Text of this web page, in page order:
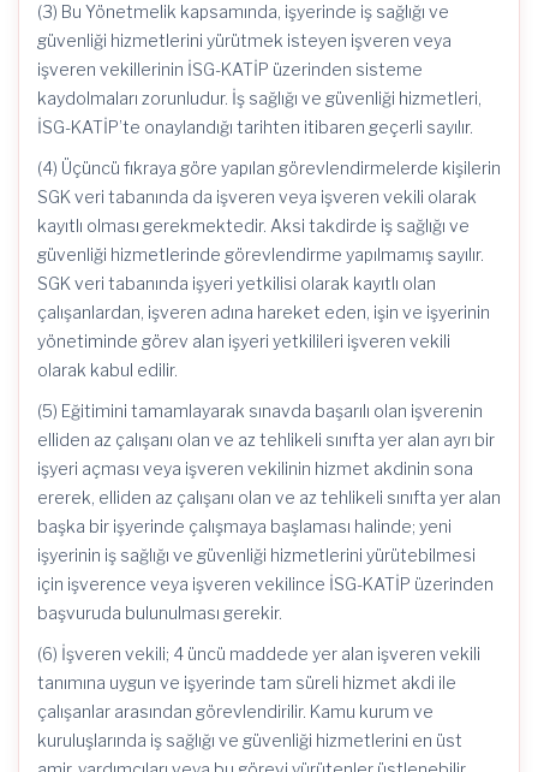
(3) Bu Yönetmelik kapsamında, işyerinde iş sağlığı ve
güvenliği hizmetlerini yürütmek isteyen işveren veya
işveren vekillerinin İSG-KATİP üzerinden sisteme
kaydolmaları zorunludur. İş sağlığı ve güvenliği hizmetleri,
İSG-KATİP’te onaylandığı tarihten itibaren geçerli sayılır.
(4) Üçüncü fıkraya göre yapılan görevlendirmelerde kişilerin
SGK veri tabanında da işveren veya işveren vekili olarak
kayıtlı olması gerekmektedir. Aksi takdirde iş sağlığı ve
güvenliği hizmetlerinde görevlendirme yapılmamış sayılır.
SGK veri tabanında işyeri yetkilisi olarak kayıtlı olan
çalışanlardan, işveren adına hareket eden, işin ve işyerinin
yönetiminde görev alan işyeri yetkilileri işveren vekili
olarak kabul edilir.
(5) Eğitimini tamamlayarak sınavda başarılı olan işverenin
elliden az çalışanı olan ve az tehlikeli sınıfta yer alan ayrı bir
işyeri açması veya işveren vekilinin hizmet akdinin sona
ererek, elliden az çalışanı olan ve az tehlikeli sınıfta yer alan
başka bir işyerinde çalışmaya başlaması halinde; yeni
işyerinin iş sağlığı ve güvenliği hizmetlerini yürütebilmesi
için işverence veya işveren vekilince İSG-KATİP üzerinden
başvuruda bulunulması gerekir.
(6) İşveren vekili; 4 üncü maddede yer alan işveren vekili
tanımına uygun ve işyerinde tam süreli hizmet akdi ile
çalışanlar arasından görevlendirilir. Kamu kurum ve
kuruluşlarında iş sağlığı ve güvenliği hizmetlerini en üst